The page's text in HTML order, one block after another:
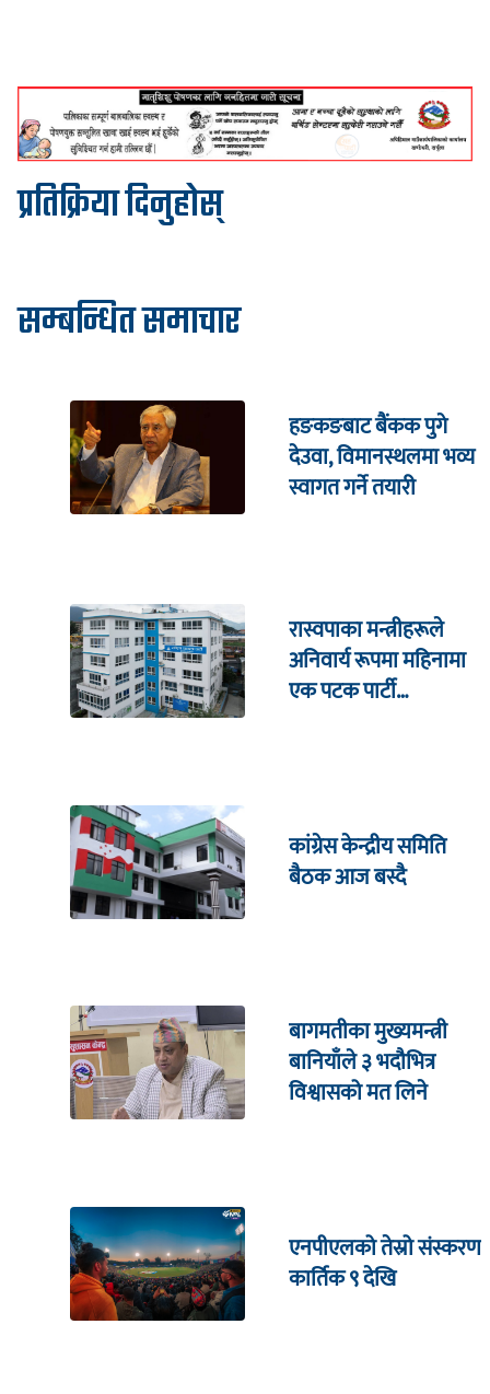
प्रतिक्रिया दिनुहोस्
सम्बन्धित समाचार
हङकङबाट बैंकक पुगे
देउवा, विमानस्थलमा भव्य
स्वागत गर्ने तयारी
रास्वपाका मन्त्रीहरूले
अनिवार्य रूपमा महिनामा
एक पटक पार्टी
कांग्रेस केन्द्रीय समिति
बैठक आज बस्दै
बागमतीका मुख्यमन्त्री
बानियाँले ३ भदौभित्र
विश्वासको मत लिने
एनपीएलको तेस्रो संस्करण
कार्तिक ९ देखि